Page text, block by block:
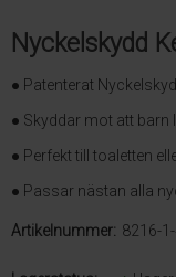
Nyckelskydd
● Patenterat
● Skyddar mot att barn
● Perfekt till toaletten
● Passar nästan alla
Artikelnummer: 8216-